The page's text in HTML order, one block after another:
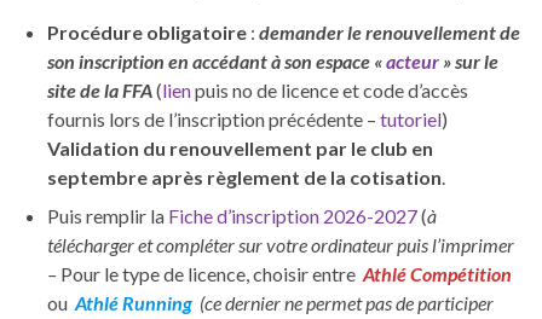
Procédure obligatoire : demander le renouvellement de
son inscription en accédant à son espace «acteur » sur le
site de la FFA(lienpuis no de licence et code d’accès
fournis lors de l’inscription précédente – tutoriel)
Validation du renouvellement par le club en
septembre après règlement de la cotisation.
Puis remplir la Fiche d’inscription 2026-2027(à
télécharger et compléter sur votre ordinateur puis l’imprimer
– Pour le type de licence, choisir entre Athlé Compétition
ou Athlé Running (ce dernier ne permet pas de participer